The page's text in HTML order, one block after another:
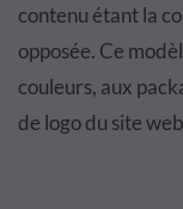
contenu étant la
opposée. Ce
couleurs, aux
de logo du site